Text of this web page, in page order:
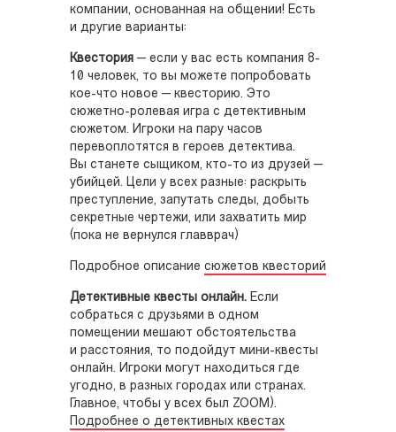
компании, основанная на общении! Есть
и другие варианты:
Квестория — если у вас есть компания 8-
10 человек, то вы можете попробовать
кое-что новое — квесторию. Это
сюжетно-ролевая игра с детективным
сюжетом. Игроки на пару часов
перевоплотятся в героев детектива.
Вы станете сыщиком, кто-то из друзей —
убийцей. Цели у всех разные: раскрыть
преступление, запутать следы, добыть
секретные чертежи, или захватить мир
(пока не вернулся главврач)
Подробное описание сюжетов квесторий
Детективные квесты онлайн. Если
собраться с друзьями в одном
помещении мешают обстоятельства
и расстояния, то подойдут мини-квесты
онлайн. Игроки могут находиться где
угодно, в разных городах или странах.
Главное, чтобы у всех был ZOOM).
Подробнее о детективных квестах